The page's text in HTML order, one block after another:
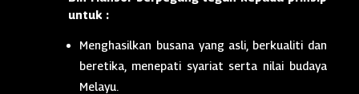
untuk :
Menghasilkan busana yang asli, berkualiti dan
beretika, menepati syariat serta nilai budaya
Melayu.